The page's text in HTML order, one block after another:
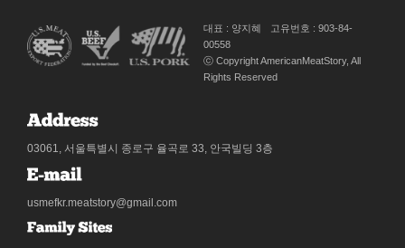
대표 : 양지혜
고유번호 : 903-84-
00558
ⓒ Copyright AmericanMeatStory, All
Rights Reserved
03061, 서울특별시 종로구 율곡로 33, 안국빌딩 3층
usmefkr.meatstory@gmail.com